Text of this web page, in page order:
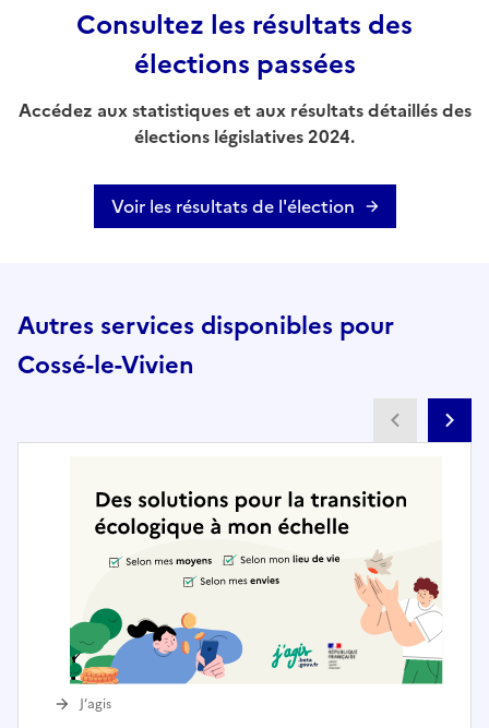
Consultez les résultats des
élections passées
Accédez aux statistiques et aux résultats détaillés des
élections législatives 2024.
Voir les résultats de l'élection
Autres services disponibles pour
Cossé-le-Vivien
J’agis